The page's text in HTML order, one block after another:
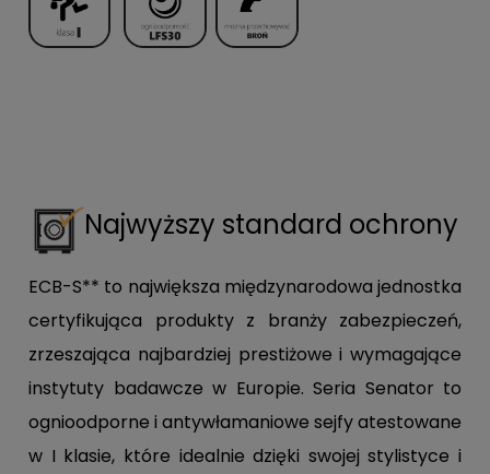
Najwyższy standard ochrony
ECB-S** to największa międzynarodowa jednostka
certyfikująca produkty z branży zabezpieczeń,
zrzeszająca najbardziej prestiżowe i wymagające
instytuty badawcze w Europie. Seria Senator to
ognioodporne i antywłamaniowe sejfy atestowane
w I klasie, które idealnie dzięki swojej stylistyce i